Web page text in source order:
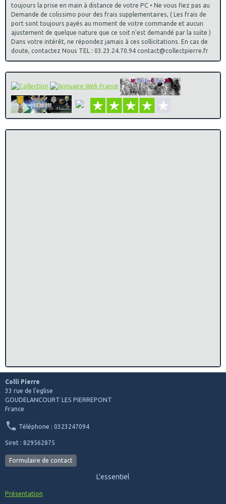
toujours la prise en main à distance de votre PC • Ne vous fiez pas au
Demande de colissimo pour des frais supplementaires, ( Les frais de
port sont toujours payés au moment de votre commande et aucun
ajustement de quelque nature que ce soit n'est demandé par la suite )
Dans votre intérêt, ne répondez jamais à ces sollicitations. En cas de
doute, contactez Nous TEL : 03.23.24.70.94 contact@collectpierre.fr
Colli Pierre
33 rue de l'eglise
GOUDELANCOURT LES PIERREPONT
France
Téléphone : 0323247094
Siret : 829562875
Formulaire de contact
L'essentiel
Présentation